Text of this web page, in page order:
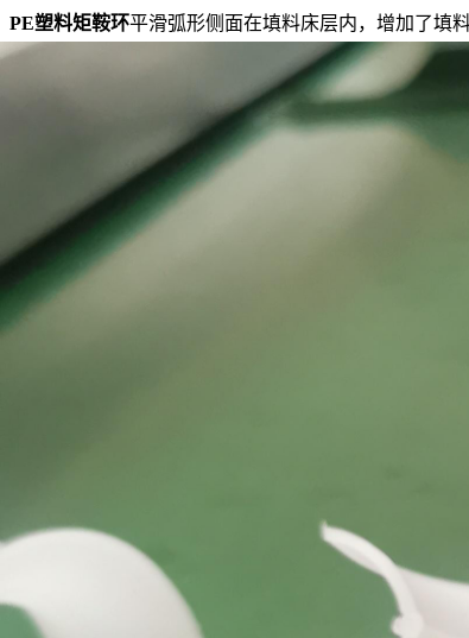
PE塑料矩鞍环平滑弧形侧面在填料床层内，增加了填